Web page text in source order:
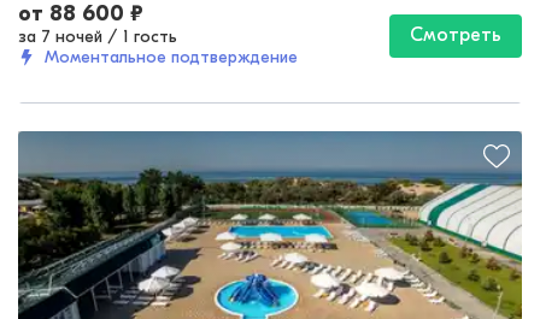
от 88 600 ₽
за 7 ночей / 1 гость
Моментальное подтверждение
Смотреть